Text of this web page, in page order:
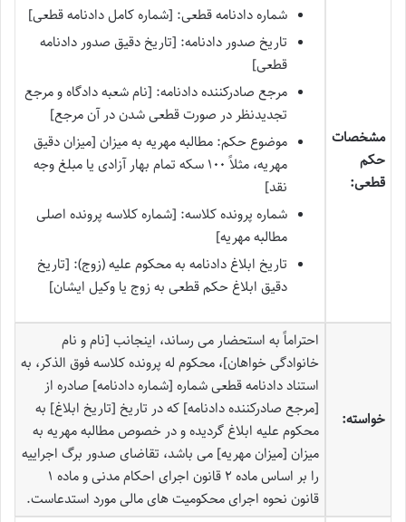
مشخصات
حکم
قطعی:
شماره دادنامه قطعی: [شماره کامل دادنامه قطعی]
تاریخ صدور دادنامه: [تاریخ دقیق صدور دادنامه
قطعی]
مرجع صادرکننده دادنامه: [نام شعبه دادگاه و مرجع
تجدیدنظر در صورت قطعی شدن در آن مرجع]
موضوع حکم: مطالبه مهریه به میزان [میزان دقیق
مهریه، مثلاً ۱۰۰ سکه تمام بهار آزادی یا مبلغ وجه
نقد]
شماره پرونده کلاسه: [شماره کلاسه پرونده اصلی
مطالبه مهریه]
تاریخ ابلاغ دادنامه به محکوم علیه (زوج): [تاریخ
دقیق ابلاغ حکم قطعی به زوج یا وکیل ایشان]
خواسته:
احتراماً به استحضار می رساند، اینجانب [نام و نام
خانوادگی خواهان]، محکوم له پرونده کلاسه فوق الذکر، به
استناد دادنامه قطعی شماره [شماره دادنامه] صادره از
[مرجع صادرکننده دادنامه] که در تاریخ [تاریخ ابلاغ] به
محکوم علیه ابلاغ گردیده و در خصوص مطالبه مهریه به
میزان [میزان مهریه] می باشد، تقاضای صدور برگ اجراییه
را بر اساس ماده ۲ قانون اجرای احکام مدنی و ماده ۱
قانون نحوه اجرای محکومیت های مالی مورد استدعاست.